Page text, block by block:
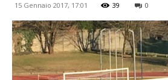
15 Gennaio 2017, 17:01 39 0